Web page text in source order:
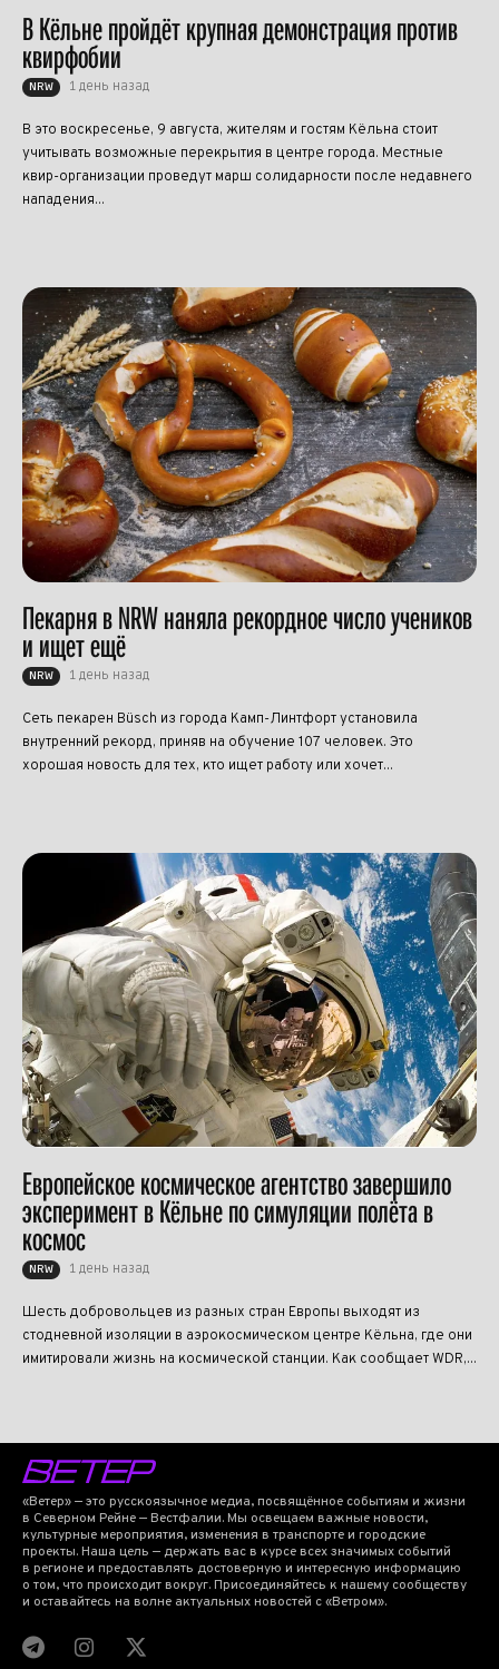
В Кёльне пройдёт крупная демонстрация против
квирфобии
NRW 1 день назад
В это воскресенье, 9 августа, жителям и гостям Кёльна стоит
учитывать возможные перекрытия в центре города. Местные
квир-организации проведут марш солидарности после недавнего
нападения...
Пекарня в NRW наняла рекордное число учеников
и ищет ещё
NRW 1 день назад
Сеть пекарен Büsch из города Камп-Линтфорт установила
внутренний рекорд, приняв на обучение 107 человек. Это
хорошая новость для тех, кто ищет работу или хочет...
Европейское космическое агентство завершило
эксперимент в Кёльне по симуляции полёта в
космос
NRW 1 день назад
Шесть добровольцев из разных стран Европы выходят из
стодневной изоляции в аэрокосмическом центре Кёльна, где они
имитировали жизнь на космической станции. Как сообщает WDR,...
«Ветер» — это русскоязычное медиа, посвящённое событиям и жизни
в Северном Рейне — Вестфалии. Мы освещаем важные новости,
культурные мероприятия, изменения в транспорте и городские
проекты. Наша цель — держать вас в курсе всех значимых событий
в регионе и предоставлять достоверную и интересную информацию
о том, что происходит вокруг. Присоединяйтесь к нашему сообществу
и оставайтесь на волне актуальных новостей с «Ветром».